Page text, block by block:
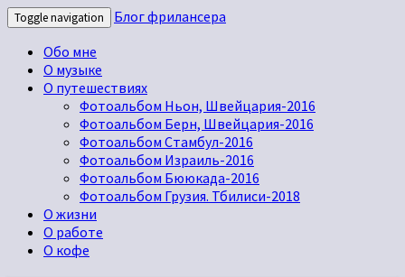
Toggle navigation
Блог фрилансера
Обо мне
О музыке
О путешествиях
Фотоальбом Ньон, Швейцария-2016
Фотоальбом Берн, Швейцария-2016
Фотоальбом Стамбул-2016
Фотоальбом Израиль-2016
Фотоальбом Бююкада-2016
Фотоальбом Грузия. Тбилиси-2018
О жизни
О работе
О кофе